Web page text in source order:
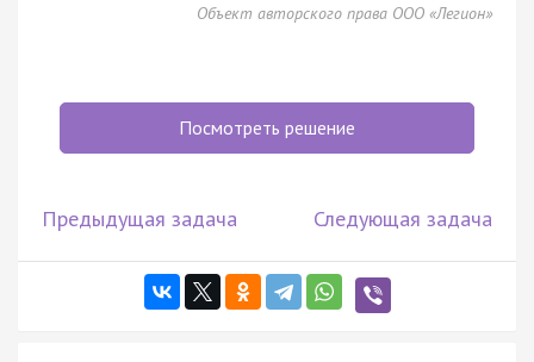
Объект авторского права ООО «Легион»
Посмотреть решение
Предыдущая задача Следующая задача